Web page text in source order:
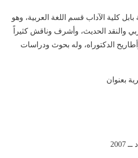
كلية الآداب قسم اللغة العربية، وهو
والنقد الحديث، وأشرف وناقش كثيراً
الدكتوراه، وله بحوث ودراسات
بعنوان